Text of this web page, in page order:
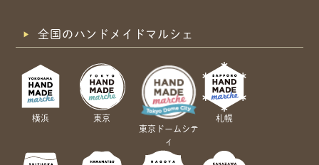
全国のハンドメイドマルシェ
横浜
東京
東京ドームシテ
ィ
札幌